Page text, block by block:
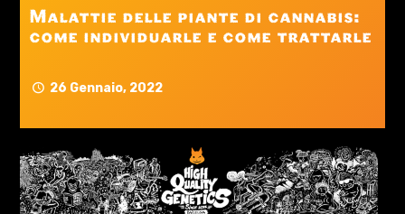
26 Gennaio, 2022
Malattie delle piante di cannabis:
come individuarle e come trattarle